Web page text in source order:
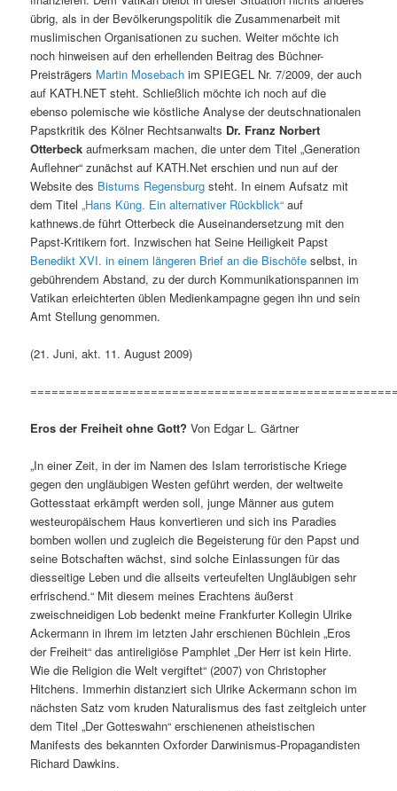
übrig, als in der Bevölkerungspolitik die Zusammenarbeit mit
muslimischen Organisationen zu suchen. Weiter möchte ich
noch hinweisen auf den erhellenden Beitrag des Büchner-
Preisträgers Martin Mosebach im SPIEGEL Nr. 7/2009, der auch
auf KATH.NET steht. Schließlich möchte ich noch auf die
ebenso polemische wie köstliche Analyse der deutschnationalen
Papstkritik des Kölner Rechtsanwalts Dr. Franz Norbert
Otterbeckaufmerksam machen, die unter dem Titel „Generation
Auflehner“ zunächst auf KATH.Net erschien und nun auf der
Website des Bistums Regensburg steht. In einem Aufsatz mit
dem Titel„Hans Küng. Ein alternativer Rückblick“ auf
kathnews.de führt Otterbeck die Auseinandersetzung mit den
Papst-Kritikern fort. Inzwischen hat Seine Heiligkeit Papst
Benedikt XVI. in einem längeren Brief an die Bischöfe selbst, in
gebührendem Abstand, zu der durch Kommunikationspannen im
Vatikan erleichterten üblen Medienkampagne gegen ihn und sein
Amt Stellung genommen.
(21. Juni, akt. 11. August 2009)
Eros der Freiheit ohne Gott?Von Edgar L. Gärtner
„In einer Zeit, in der im Namen des Islam terroristische Kriege
gegen den ungläubigen Westen geführt werden, der weltweite
Gottesstaat erkämpft werden soll, junge Männer aus gutem
westeuropäischem Haus konvertieren und sich ins Paradies
bomben wollen und zugleich die Begeisterung für den Papst und
seine Botschaften wächst, sind solche Einlassungen für das
diesseitige Leben und die allseits verteufelten Ungläubigen sehr
erfrischend.“ Mit diesem meines Erachtens äußerst
zweischneidigen Lob bedenkt meine Frankfurter Kollegin Ulrike
Ackermann in ihrem im letzten Jahr erschienen Büchlein „Eros
der Freiheit“ das antireligiöse Pamphlet „Der Herr ist kein Hirte.
Wie die Religion die Welt vergiftet“ (2007) von Christopher
Hitchens. Immerhin distanziert sich Ulrike Ackermann schon im
nächsten Satz vom kruden Naturalismus des fast zeitgleich unter
dem Titel „Der Gotteswahn“ erschienenen atheistischen
Manifests des bekannten Oxforder Darwinismus-Propagandisten
Richard Dawkins.